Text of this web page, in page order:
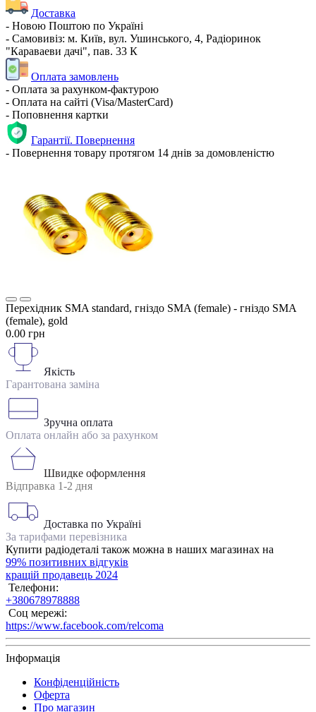
Доставка
- Новою Поштою по Україні
- Самовивіз: м. Київ, вул. Ушинського, 4, Радіоринок
"Караваеви дачі", пав. 33 К
Оплата замовлень
- Оплата за рахунком-фактурою
- Оплата на сайті (Visa/MasterCard)
- Поповнення картки
Гарантії. Повернення
- Повернення товару протягом 14 днів за домовленістю
Перехідник SMA standard, гніздо SMA (female) - гніздо SMA
(female), gold
0.00 грн
Якість
Гарантована заміна
Зручна оплата
Оплата онлайн або за рахунком
Швидке оформлення
Відправка 1-2 дня
Доставка по Україні
За тарифами перевізника
Купити радіодеталі також можна в наших магазинах на
99% позитивних відгуків
кращій продавець 2024
Телефони:
+380678978888
Соц мережі:
https://www.facebook.com/relcoma
Інформація
Конфіденційність
Оферта
Про магазин